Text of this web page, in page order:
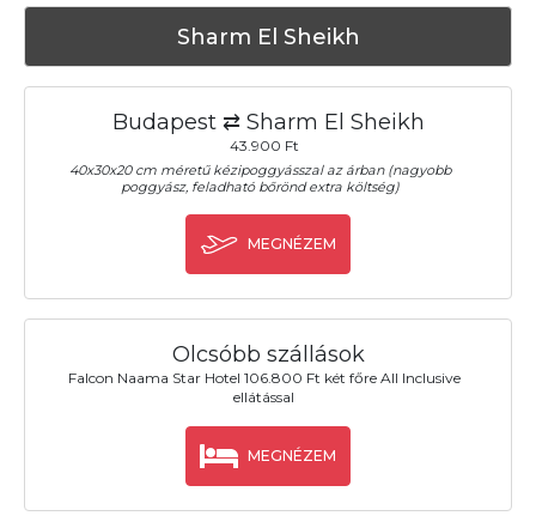
Sharm El Sheikh
Budapest ⇄ Sharm El Sheikh
43.900 Ft
40x30x20 cm méretű kézipoggyásszal az árban (nagyobb
poggyász, feladható bőrönd extra költség)
MEGNÉZEM
Olcsóbb szállások
Falcon Naama Star Hotel 106.800 Ft két főre All Inclusive
ellátással
MEGNÉZEM